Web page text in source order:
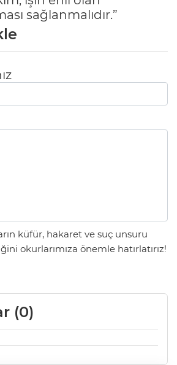
sağlanmalıdır.”
küfür, hakaret ve suç unsuru
okurlarımıza önemle hatırlatırız!
(0)